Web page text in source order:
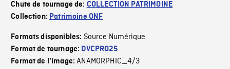
Chute de tournage de: COLLECTION PATRIMOINE
Collection: Patrimoine ONF
Formats disponibles: Source Numérique
Format de tournage: DVCPRO25
Format de l'image:ANAMORPHIC_4/3